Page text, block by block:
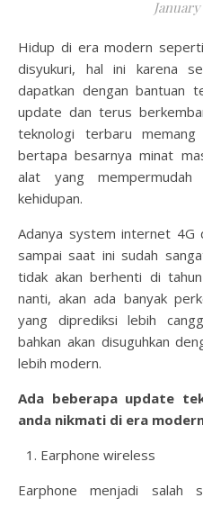
January
Hidup di era modern seperti sekarang ini memang patut
disyukuri, hal ini karena
dapatkan dengan bantuan
update dan terus
teknologi terbaru
bertapa besarnya minat
alat yang
kehidupan.
Adanya system internet 4G
sampai saat ini sudah
tidak akan berhenti di
nanti, akan ada banyak
yang diprediksi lebih
bahkan akan disuguhkan
lebih modern.
Ada beberapa update
anda nikmati di era
Earphone wireless
Earphone menjadi salah